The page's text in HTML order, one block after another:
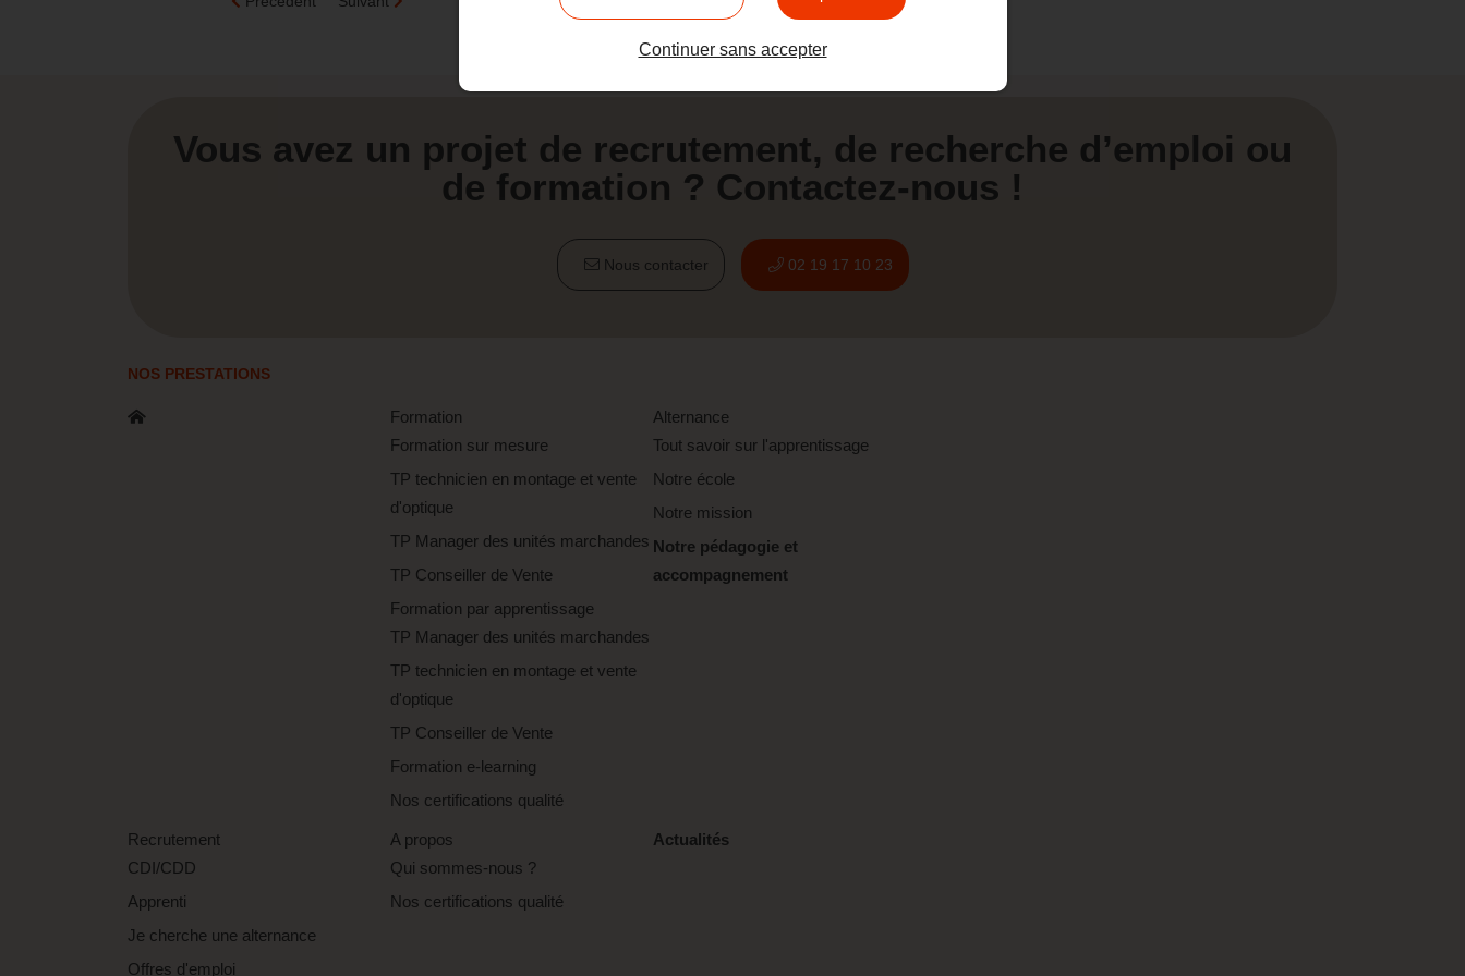
Vous avez un projet de recrutement, de recherche d’emploi ou
de formation ? Contactez-nous !
Nous contacter 02 19 17 10 23
NOS PRESTATIONS
Formation
Formation sur mesure
TP technicien en montage et vente
d'optique
TP Manager des unités marchandes
TP Conseiller de Vente
Formation par apprentissage
TP Manager des unités marchandes
TP technicien en montage et vente
d'optique
TP Conseiller de Vente
Formation e-learning
Nos certifications qualité
Alternance
Tout savoir sur l'apprentissage
Notre école
Notre mission
Notre pédagogie et
accompagnement
Recrutement
CDI/CDD
Apprenti
Je cherche une alternance
Offres d'emploi
A propos
Qui sommes-nous ?
Nos certifications qualité
Actualités
Continuer sans accepter